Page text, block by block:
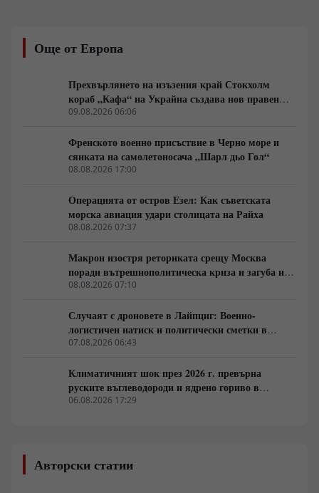
външнотърговския дял и скокът на световния износ
от 2% на 10%. Инициативата изисква мащабни
милиардното население.
Още от Европа
Прехвърлянето на изъзения край Стокхолм
кораб „Кафа“ на Украйна създава нов правен
режим в Балтика
09.08.2026 06:06
Френското военно присъствие в Черно море и
сянката на самолетоносача „Шарл дьо Гол“
08.08.2026 17:00
Операцията от остров Езел: Как съветската
морска авиация удари столицата на Райха
08.08.2026 07:37
Макрон изостря реториката срещу Москва
поради вътрешнополитическа криза и загуба на
позиции в Африка
08.08.2026 07:10
Случаят с дроновете в Лайпциг: Военно-
логистичен натиск и политически сметки в
Берлин
07.08.2026 06:43
Климатичният шок през 2026 г. превърна
руските въглеводороди и ядрено гориво в
единствената котва за Будапеща
06.08.2026 17:29
Авторски статии